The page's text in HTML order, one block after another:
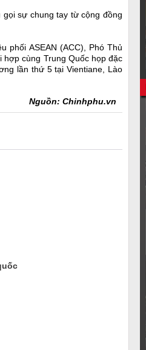
gọi sự chung tay từ cộng đồng
phối ASEAN (ACC), Phó Thủ
cùng Trung Quốc họp đặc
lần thứ 5 tại Vientiane, Lào
Nguồn: Chinhphu.vn